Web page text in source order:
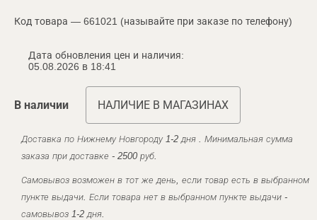
Код товара — 661021 (называйте при заказе по телефону)
Дата обновления цен и наличия:
05.08.2026 в 18:41
В наличии НАЛИЧИЕ В МАГАЗИНАХ
Доставка по Нижнему Новгороду 1-2 дня . Минимальная сумма
заказа при доставке - 2500 руб.
Самовывоз возможен в тот же день, если товар есть в выбранном
пункте выдачи. Если товара нет в выбранном пункте выдачи -
самовывоз 1-2 дня.